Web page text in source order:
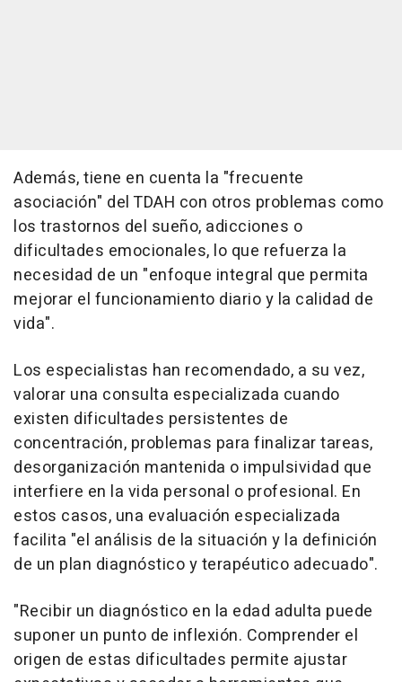
Además, tiene en cuenta la "frecuente
asociación" del TDAH con otros problemas como
los trastornos del sueño, adicciones o
dificultades emocionales, lo que refuerza la
necesidad de un "enfoque integral que permita
mejorar el funcionamiento diario y la calidad de
vida".
Los especialistas han recomendado, a su vez,
valorar una consulta especializada cuando
existen dificultades persistentes de
concentración, problemas para finalizar tareas,
desorganización mantenida o impulsividad que
interfiere en la vida personal o profesional. En
estos casos, una evaluación especializada
facilita "el análisis de la situación y la definición
de un plan diagnóstico y terapéutico adecuado".
"Recibir un diagnóstico en la edad adulta puede
suponer un punto de inflexión. Comprender el
origen de estas dificultades permite ajustar